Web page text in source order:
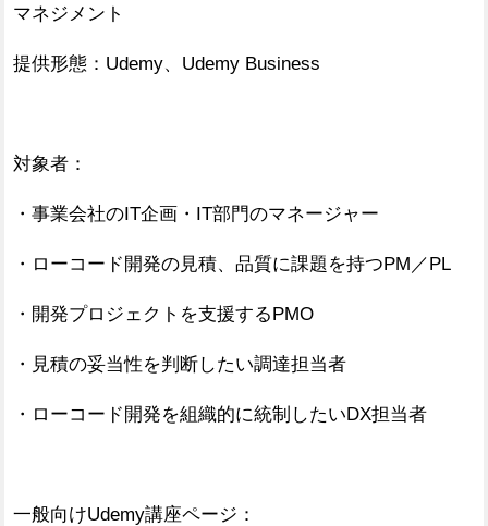
マネジメント
提供形態：Udemy、Udemy Business
対象者：
・事業会社のIT企画・IT部門のマネージャー
・ローコード開発の見積、品質に課題を持つPM／PL
・開発プロジェクトを支援するPMO
・見積の妥当性を判断したい調達担当者
・ローコード開発を組織的に統制したいDX担当者
一般向けUdemy講座ページ：